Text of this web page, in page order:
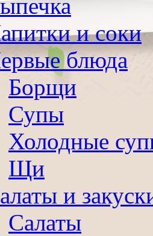
и соки
блюда
Борщи
Супы
Холодные
Щи
и
Салаты